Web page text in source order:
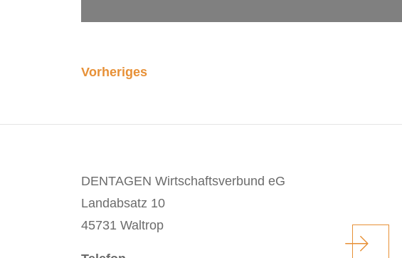
Vorheriges
DENTAGEN Wirtschaftsverbund eG
Landabsatz 10
45731 Waltrop